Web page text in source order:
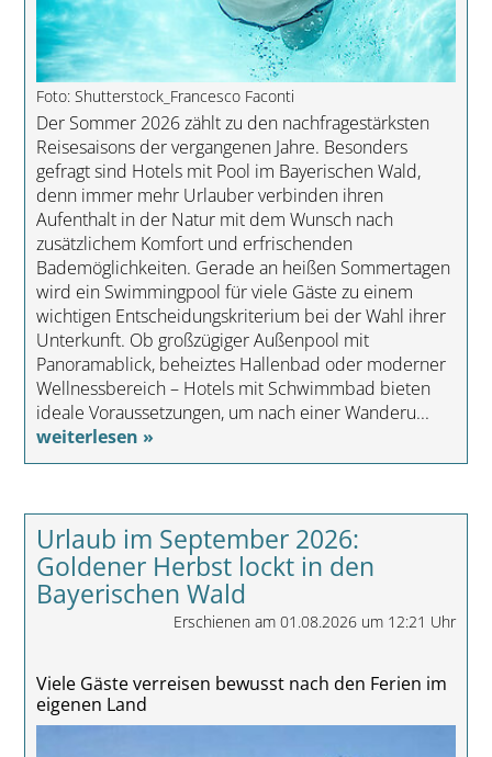
Foto: Shutterstock_Francesco Faconti
Der Sommer 2026 zählt zu den nachfragestärksten
Reisesaisons der vergangenen Jahre. Besonders
gefragt sind Hotels mit Pool im Bayerischen Wald,
denn immer mehr Urlauber verbinden ihren
Aufenthalt in der Natur mit dem Wunsch nach
zusätzlichem Komfort und erfrischenden
Bademöglichkeiten. Gerade an heißen Sommertagen
wird ein Swimmingpool für viele Gäste zu einem
wichtigen Entscheidungskriterium bei der Wahl ihrer
Unterkunft. Ob großzügiger Außenpool mit
Panoramablick, beheiztes Hallenbad oder moderner
Wellnessbereich – Hotels mit Schwimmbad bieten
ideale Voraussetzungen, um nach einer Wanderu...
weiterlesen »
Urlaub im September 2026:
Goldener Herbst lockt in den
Bayerischen Wald
Erschienen am 01.08.2026 um 12:21 Uhr
Viele Gäste verreisen bewusst nach den Ferien im
eigenen Land